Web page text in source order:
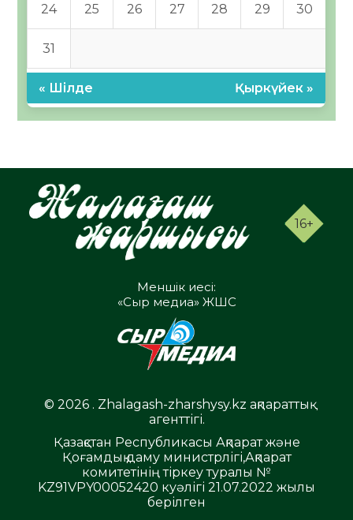
24 25 26 27 28 29 30
31
« Шілде Қыркүйек »
16+
Меншік иесі:
«Сыр медиа» ЖШС
© 2026 . Zhalagash-zharshysy.kz ақпараттық
агенттігі.
Қазақстан Республикасы Ақпарат және
Қоғамдық даму министрлігі,Ақпарат
комитетінің тіркеу туралы №
KZ91VPY00052420 куәлігі 21.07.2022 жылы
берілген